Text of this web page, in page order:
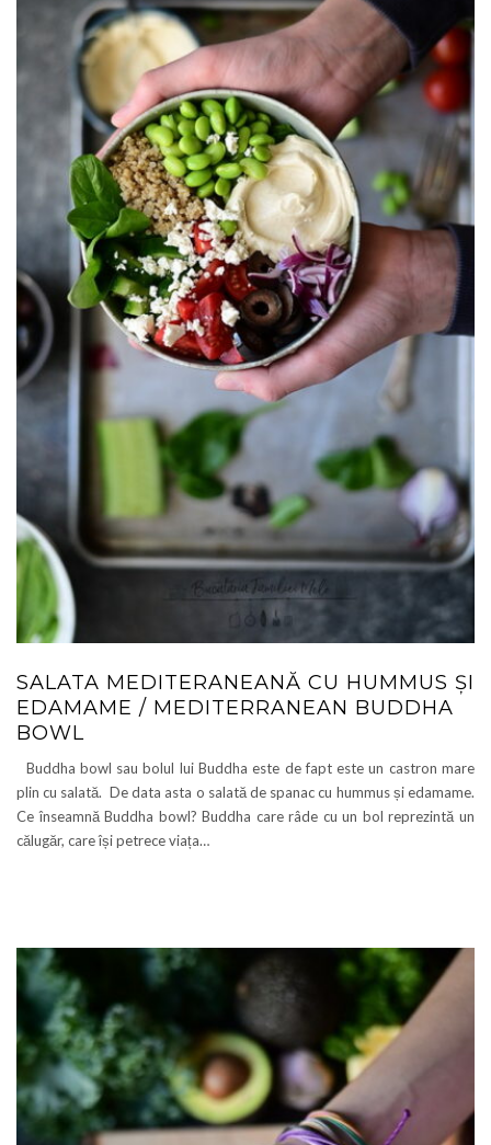
SALATA MEDITERANEANĂ CU HUMMUS ȘI
EDAMAME / MEDITERRANEAN BUDDHA
BOWL
Buddha bowl sau bolul lui Buddha este de fapt este un castron mare
plin cu salată. De data asta o salată de spanac cu hummus și edamame.
Ce înseamnă Buddha bowl? Buddha care râde cu un bol reprezintă un
călugăr, care își petrece viața…